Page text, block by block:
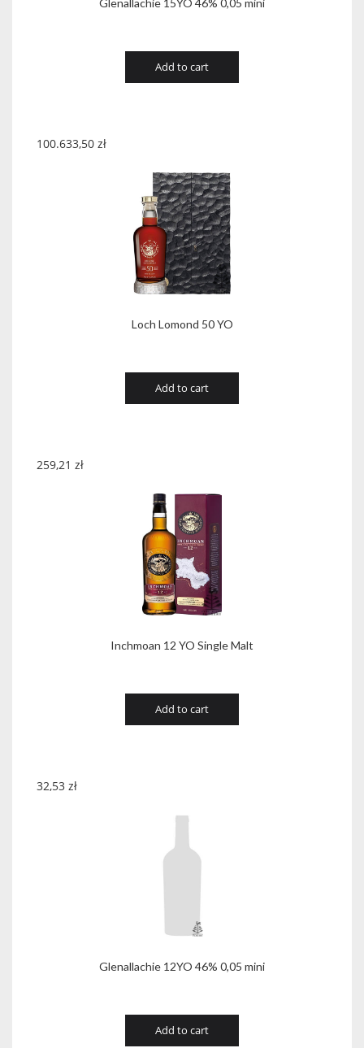
Add to cart
Loch Lomond 50 YO
100.633,50 zł
Add to cart
Inchmoan 12 YO Single Malt
259,21 zł
Add to cart
Glenallachie 12YO 46% 0,05 mini
32,53 zł
Add to cart